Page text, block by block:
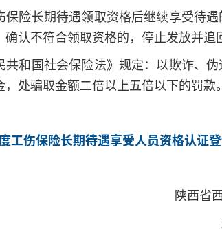
保险长期待遇领取资格后继续享受待
认不符合领取资格的，停止发放并追
共和国社会保险法》规定：以欺诈、
处骗取金额二倍以上五倍以下的罚款
工伤保险长期待遇享受人员资格认证
西咸新区社会
年2月